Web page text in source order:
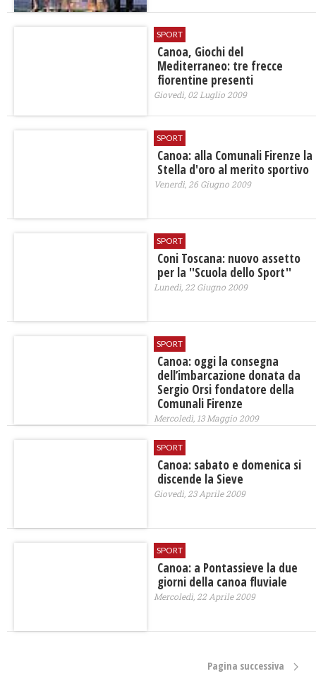
SPORT
Canoa, Giochi del
Mediterraneo: tre frecce
fiorentine presenti
Giovedì, 02 Luglio 2009
SPORT
Canoa: alla Comunali Firenze la
Stella d'oro al merito sportivo
Venerdì, 26 Giugno 2009
SPORT
Coni Toscana: nuovo assetto
per la ''Scuola dello Sport''
Lunedì, 22 Giugno 2009
SPORT
Canoa: oggi la consegna
dell’imbarcazione donata da
Sergio Orsi fondatore della
Comunali Firenze
Mercoledì, 13 Maggio 2009
SPORT
Canoa: sabato e domenica si
discende la Sieve
Giovedì, 23 Aprile 2009
SPORT
Canoa: a Pontassieve la due
giorni della canoa fluviale
Mercoledì, 22 Aprile 2009
Pagina successiva